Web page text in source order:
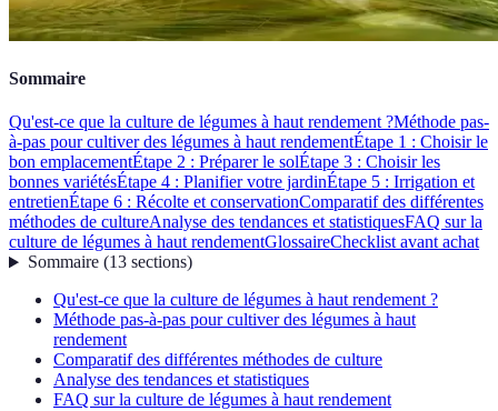
Sommaire
Qu'est-ce que la culture de légumes à haut rendement ?Méthode pas-
à-pas pour cultiver des légumes à haut rendementÉtape 1 : Choisir le
bon emplacementÉtape 2 : Préparer le solÉtape 3 : Choisir les
bonnes variétésÉtape 4 : Planifier votre jardinÉtape 5 : Irrigation et
entretienÉtape 6 : Récolte et conservationComparatif des différentes
méthodes de cultureAnalyse des tendances et statistiquesFAQ sur la
culture de légumes à haut rendementGlossaireChecklist avant achat
Sommaire(13 sections)
Qu'est-ce que la culture de légumes à haut rendement ?
Méthode pas-à-pas pour cultiver des légumes à haut
rendement
Comparatif des différentes méthodes de culture
Analyse des tendances et statistiques
FAQ sur la culture de légumes à haut rendement